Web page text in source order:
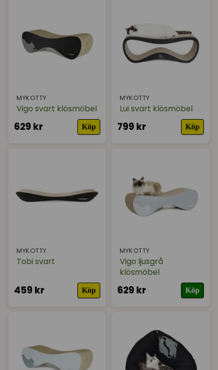
MYKOTTY
Vigo svart klösmöbel
629 kr Köp
MYKOTTY
Lui svart klösmöbel
799 kr Köp
MYKOTTY
Tobi svart
459 kr Köp
MYKOTTY
Vigo ljusgrå
klösmöbel
629 kr Köp